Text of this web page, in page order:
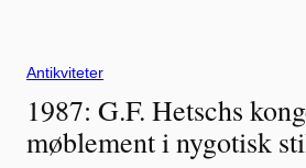
Antikviteter
1987: G.F. Hetschs
møblement i nygotisk